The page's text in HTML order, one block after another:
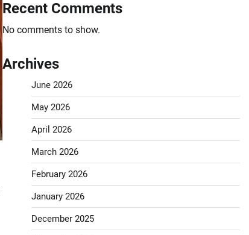
Recent Comments
No comments to show.
Archives
June 2026
May 2026
April 2026
March 2026
February 2026
January 2026
December 2025